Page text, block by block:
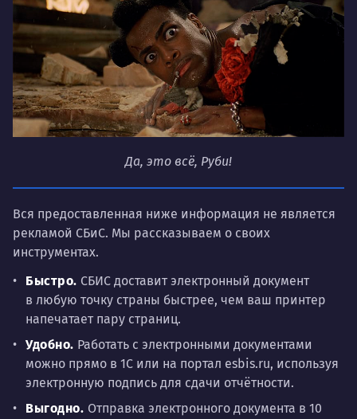
Да, это всё, Руби!
Вся предоставленная ниже информация не является
рекламой СБиС. Мы рассказываем о своих
инструментах.
Быстро. СБИС доставит электронный документ
в любую точку страны быстрее, чем ваш принтер
напечатает пару страниц.
Удобно. Работать с электронными документами
можно прямо в 1С или на портал еsbis.ru, используя
электронную подпись для сдачи отчётности.
Выгодно. Отправка электронного документа в 10